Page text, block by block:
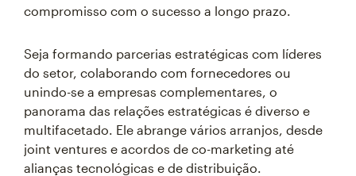
compromisso com o sucesso a longo prazo.
Seja formando parcerias estratégicas com líderes
do setor, colaborando com fornecedores ou
unindo-se a empresas complementares, o
panorama das relações estratégicas é diverso e
multifacetado. Ele abrange vários arranjos, desde
joint ventures e acordos de co-marketing até
alianças tecnológicas e de distribuição.